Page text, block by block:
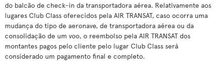
do balcão de check-in da transportadora aérea. Relativamente aos
lugares Club Class oferecidos pela AIR TRANSAT, caso ocorra uma
mudança do tipo de aeronave, de transportadora aérea ou da
consolidação de um voo, o reembolso pela AIR TRANSAT dos
montantes pagos pelo cliente pelo lugar Club Class será
considerado um pagamento final e completo.